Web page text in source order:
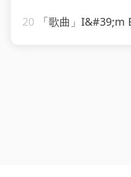
20 「歌曲」I&#39;m